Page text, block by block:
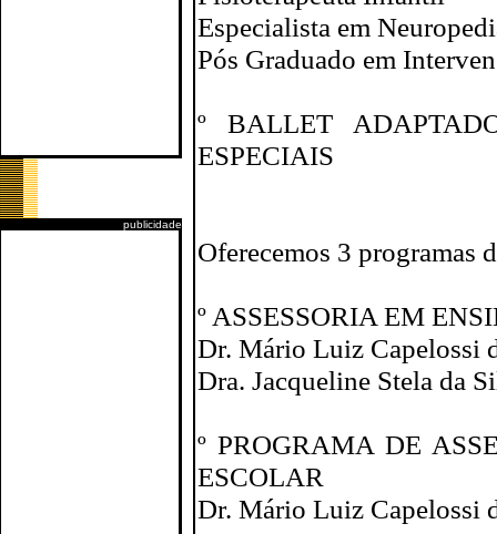
publicidade
Especialista em
Pós Graduado em
º BALLET
ESPECIAIS
Oferecemos 3 programas
º ASSESSORIA EM
Dr. Mário Luiz Capelossi
Dra. Jacqueline Stela da
º PROGRAMA DE
ESCOLAR
Dr. Mário Luiz Capelossi